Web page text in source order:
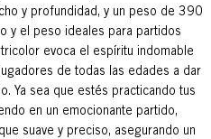
y profundidad, y un peso de 390
y el peso ideales para partidos
evoca el espíritu indomable
de todas las edades a dar
Ya sea que estés practicando tus
en un emocionante partido,
suave y preciso, asegurando un